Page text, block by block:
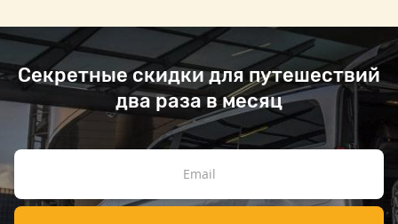
Секретные скидки для путешествий
два раза в месяц